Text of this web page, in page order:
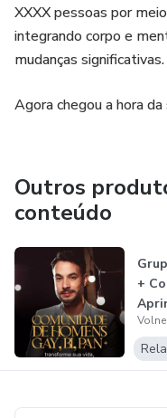
XXXX pessoas por
integrando corpo e
mudanças significativas.
Agora chegou a hora
Outros
conteúdo
+